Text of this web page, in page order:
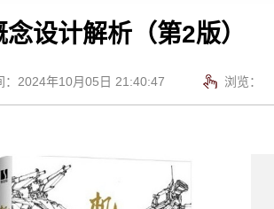
设计解析（第2版）
：2024年10月05日 21:40:47 浏览：